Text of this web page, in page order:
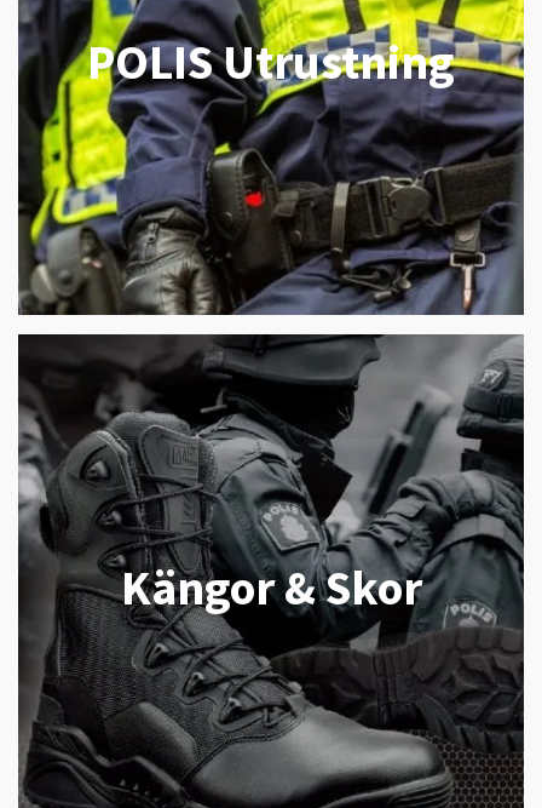
POLIS Utrustning
Kängor & Skor